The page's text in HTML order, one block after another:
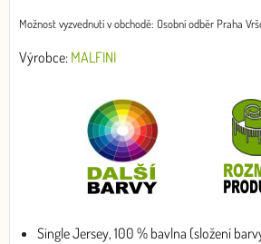
Osobní odběr Praha
Výrobce: MALFINI
Single Jersey, 100 % bavlna (složení